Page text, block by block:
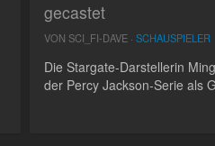
gecastet
VON SCI_FI-DAVE · SCHAUSPIELER
Die Stargate-Darstellerin
der Percy Jackson-Serie als